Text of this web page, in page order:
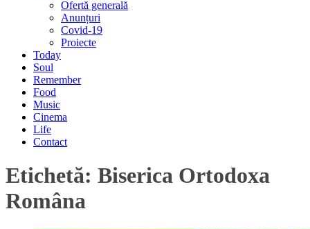
Ofertă generală
Anunțuri
Covid-19
Proiecte
Today
Soul
Remember
Food
Music
Cinema
Life
Contact
Etichetă: Biserica Ortodoxa
Româna